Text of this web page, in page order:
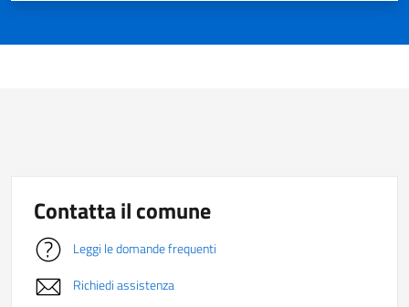
Contatta il comune
Leggi le domande frequenti
Richiedi assistenza